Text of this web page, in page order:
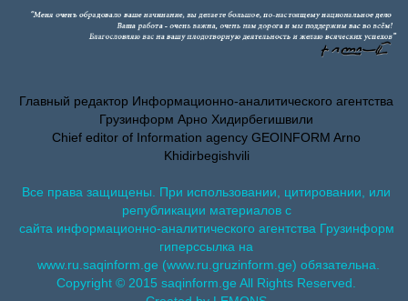
Главный редактор Информационно-аналитического агентства
Грузинформ Арно Хидирбегишвили
Chief editor of Information agency GEOINFORM Arno
Khidirbegishvili
Все права защищены. При использовании, цитировании, или
републикации материалов с
сайта информационно-аналитического агентства Грузинформ
гиперссылка на
www.ru.saqinform.ge (www.ru.gruzinform.ge) обязательна.
Copyright © 2015 saqinform.ge All Rights Reserved.